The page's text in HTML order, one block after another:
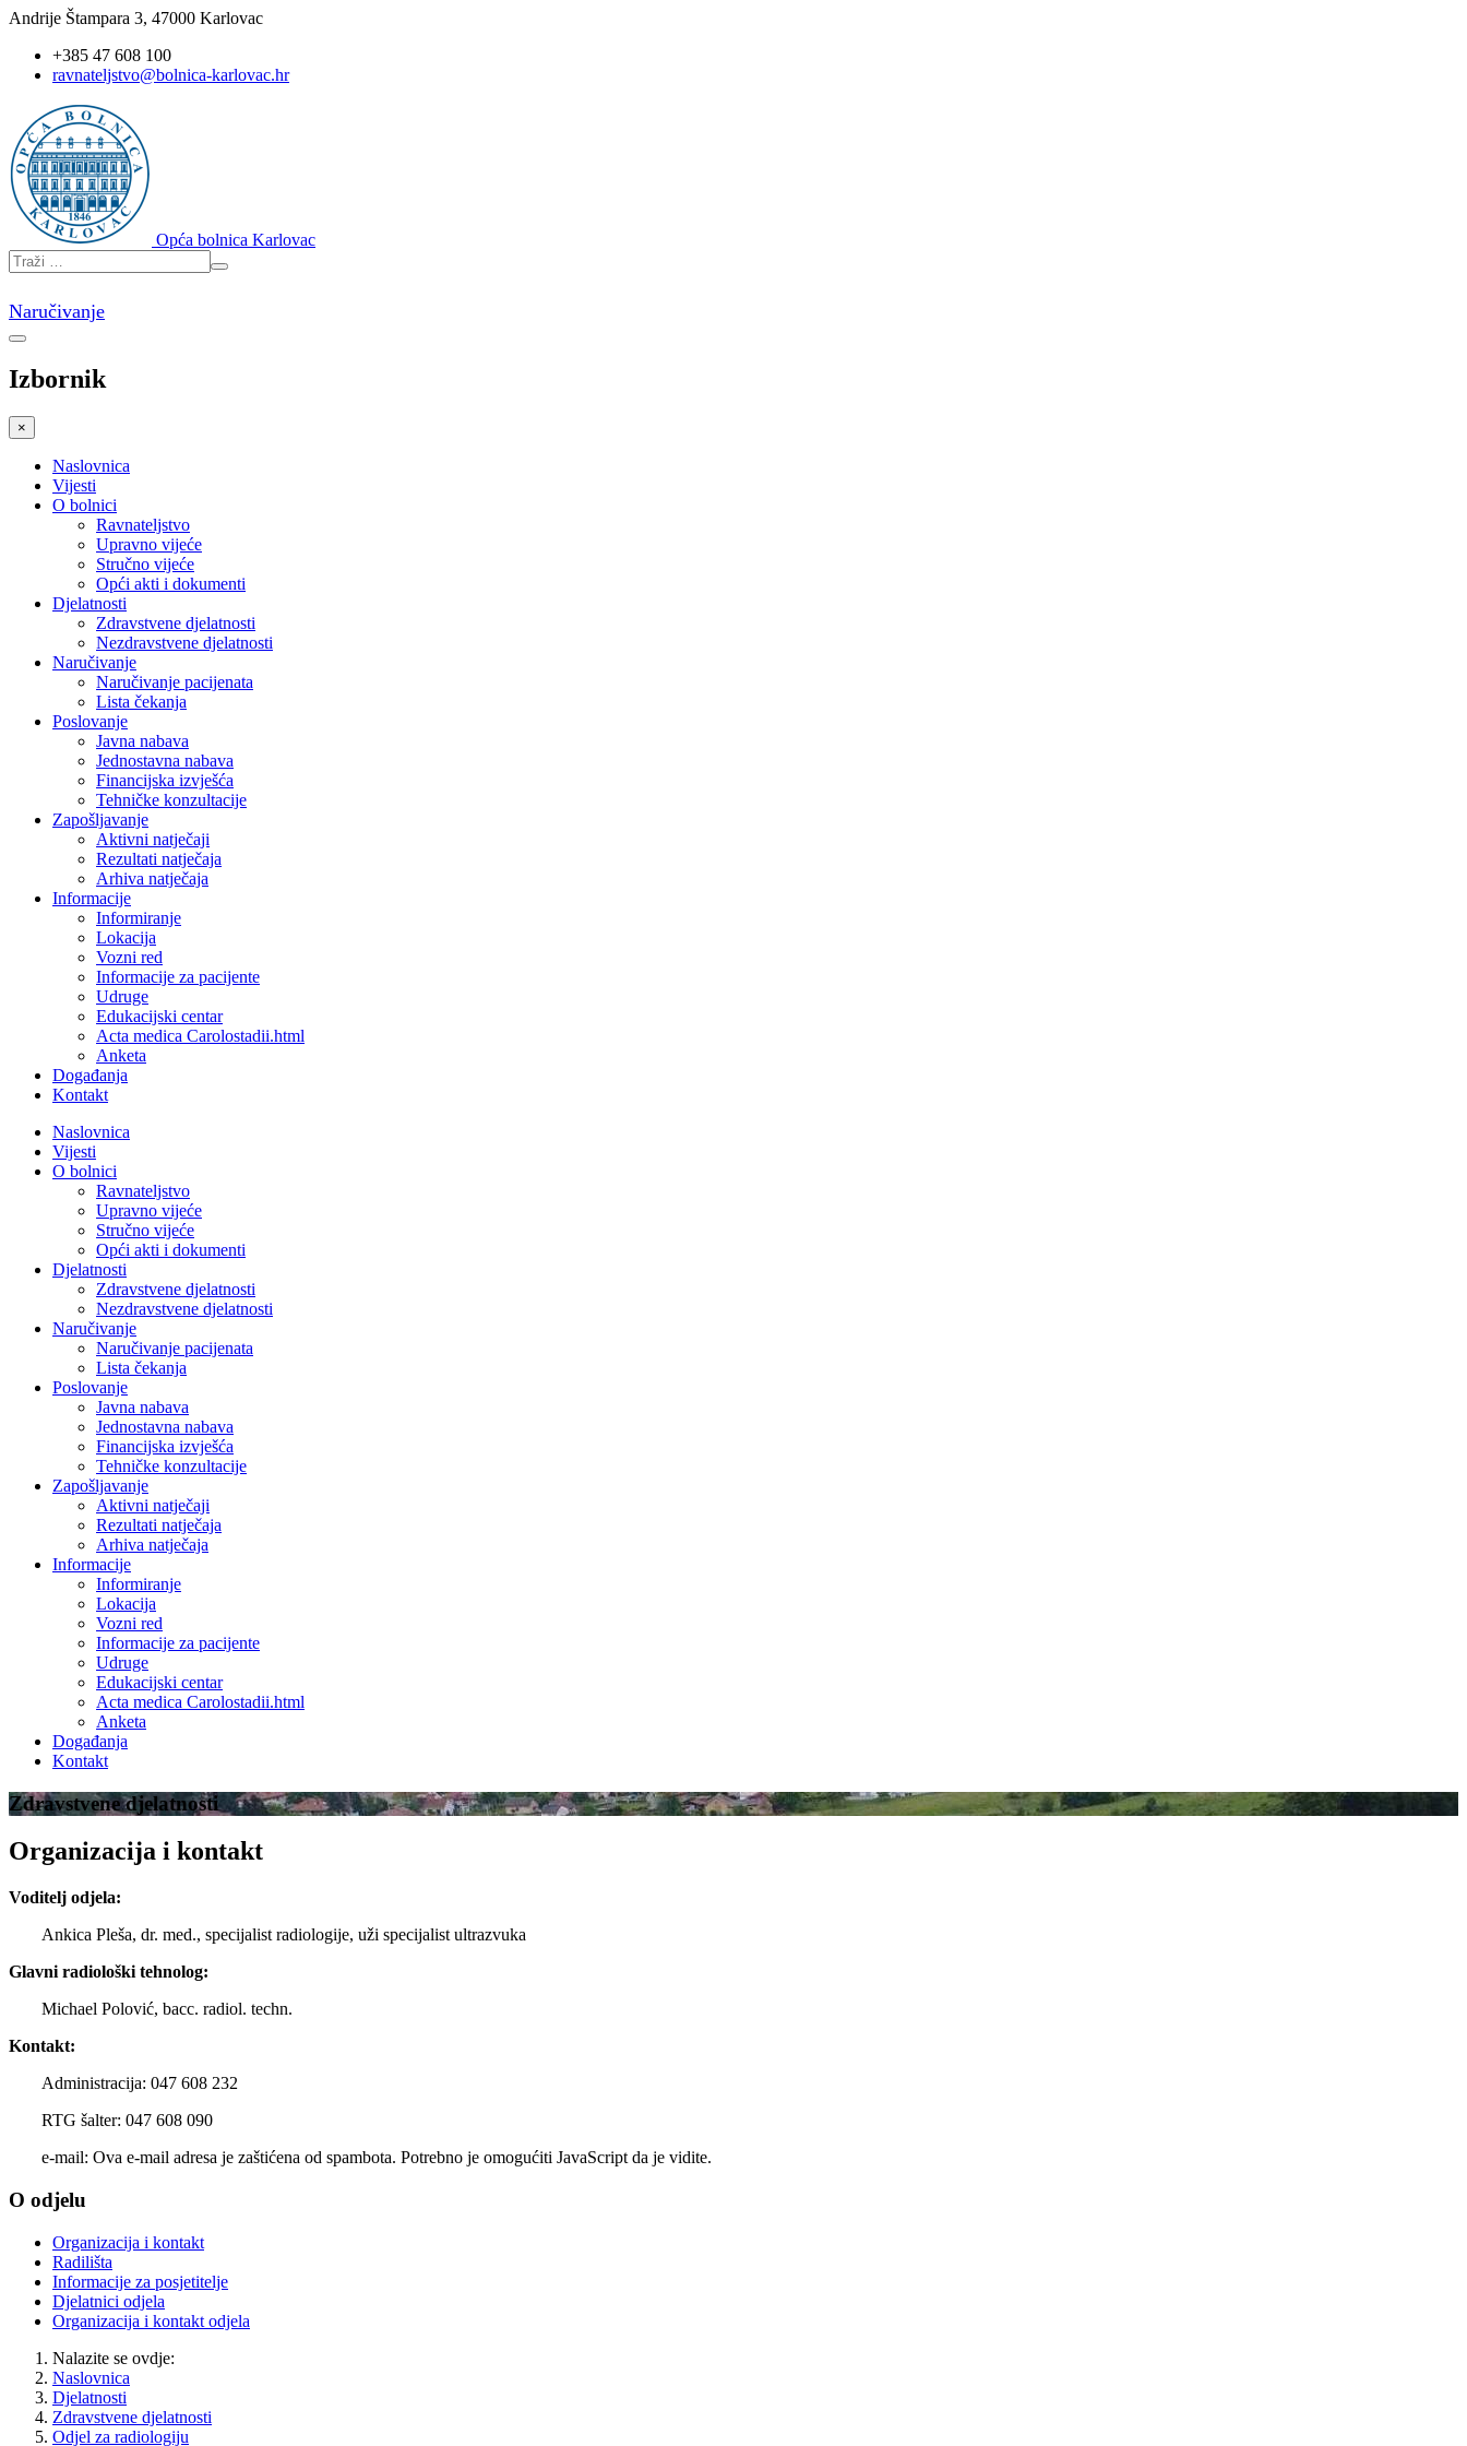
Andrije Štampara 3, 47000 Karlovac
+385 47 608 100
ravnateljstvo@bolnica-karlovac.hr
Opća bolnica Karlovac
Naručivanje
Izbornik
×
Naslovnica
Vijesti
O bolnici
Ravnateljstvo
Upravno vijeće
Stručno vijeće
Opći akti i dokumenti
Djelatnosti
Zdravstvene djelatnosti
Nezdravstvene djelatnosti
Naručivanje
Naručivanje pacijenata
Lista čekanja
Poslovanje
Javna nabava
Jednostavna nabava
Financijska izvješća
Tehničke konzultacije
Zapošljavanje
Aktivni natječaji
Rezultati natječaja
Arhiva natječaja
Informacije
Informiranje
Lokacija
Vozni red
Informacije za pacijente
Udruge
Edukacijski centar
Acta medica Carolostadii.html
Anketa
Događanja
Kontakt
Naslovnica
Vijesti
O bolnici
Ravnateljstvo
Upravno vijeće
Stručno vijeće
Opći akti i dokumenti
Djelatnosti
Zdravstvene djelatnosti
Nezdravstvene djelatnosti
Naručivanje
Naručivanje pacijenata
Lista čekanja
Poslovanje
Javna nabava
Jednostavna nabava
Financijska izvješća
Tehničke konzultacije
Zapošljavanje
Aktivni natječaji
Rezultati natječaja
Arhiva natječaja
Informacije
Informiranje
Lokacija
Vozni red
Informacije za pacijente
Udruge
Edukacijski centar
Acta medica Carolostadii.html
Anketa
Događanja
Kontakt
Zdravstvene djelatnosti
Organizacija i kontakt
Voditelj odjela:
Ankica Pleša, dr. med., specijalist radiologije, uži specijalist ultrazvuka
Glavni radiološki tehnolog:
Michael Polović, bacc. radiol. techn.
Kontakt:
Administracija: 047 608 232
RTG šalter: 047 608 090
e-mail: Ova e-mail adresa je zaštićena od spambota. Potrebno je omogućiti JavaScript da je vidite.
O odjelu
Organizacija i kontakt
Radilišta
Informacije za posjetitelje
Djelatnici odjela
Organizacija i kontakt odjela
Nalazite se ovdje:
Naslovnica
Djelatnosti
Zdravstvene djelatnosti
Odjel za radiologiju